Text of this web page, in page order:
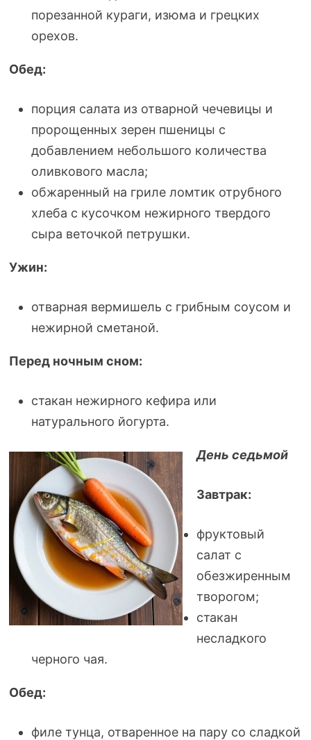
порезанной кураги, изюма и грецких
орехов.
Обед:
порция салата из отварной чечевицы и
пророщенных зерен пшеницы с
добавлением небольшого количества
оливкового масла;
обжаренный на гриле ломтик отрубного
хлеба с кусочком нежирного твердого
сыра веточкой петрушки.
Ужин:
отварная вермишель с грибным соусом и
нежирной сметаной.
Перед ночным сном:
стакан нежирного кефира или
натурального йогурта.
День седьмой
Завтрак:
фруктовый
салат с
обезжиренным
творогом;
стакан
несладкого
черного чая.
Обед:
филе тунца, отваренное на пару со сладкой